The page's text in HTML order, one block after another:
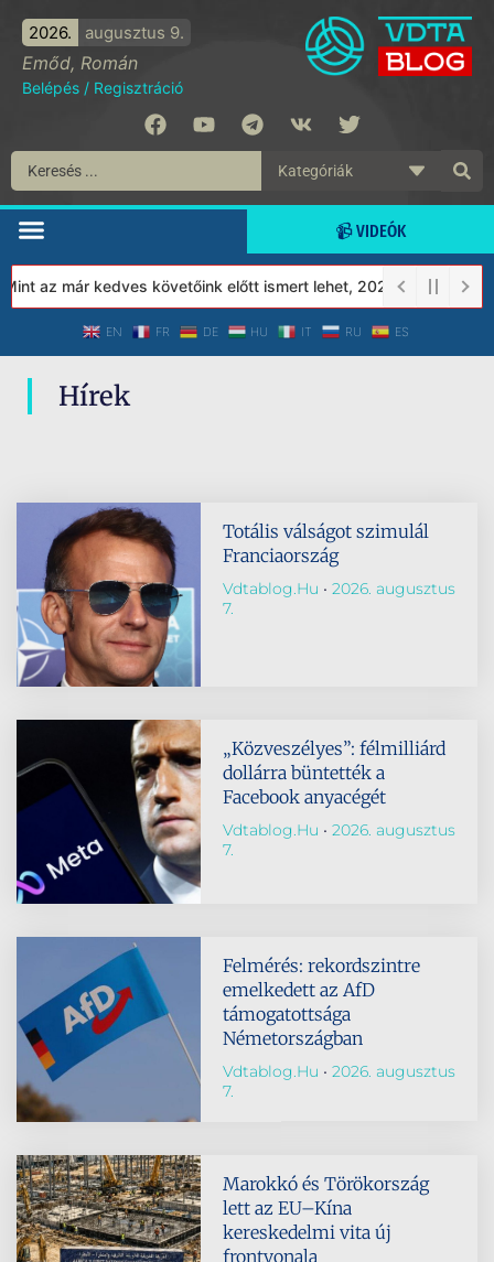
2026. augusztus 9.
Emőd, Román
Belépés / Regisztráció
📹 VIDEÓK
az már kedves követőink előtt ismert lehet, 2023-tól a Védett
EN FR DE HU IT RU ES
Hírek
Totális válságot szimulál
Franciaország
Vdtablog.hu
2026. augusztus
7.
„Közveszélyes”: félmilliárd
dollárra büntették a
Facebook anyacégét
Vdtablog.hu
2026. augusztus
7.
Felmérés: rekordszintre
emelkedett az AfD
támogatottsága
Németországban
Vdtablog.hu
2026. augusztus
7.
Marokkó és Törökország
lett az EU–Kína
kereskedelmi vita új
frontvonala